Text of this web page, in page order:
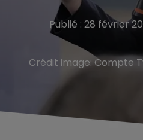
Publié : 28 février
Crédit image:Compte